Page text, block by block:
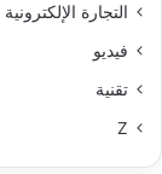
التجارة الإلكترونية
فيديو
تقنية
Z